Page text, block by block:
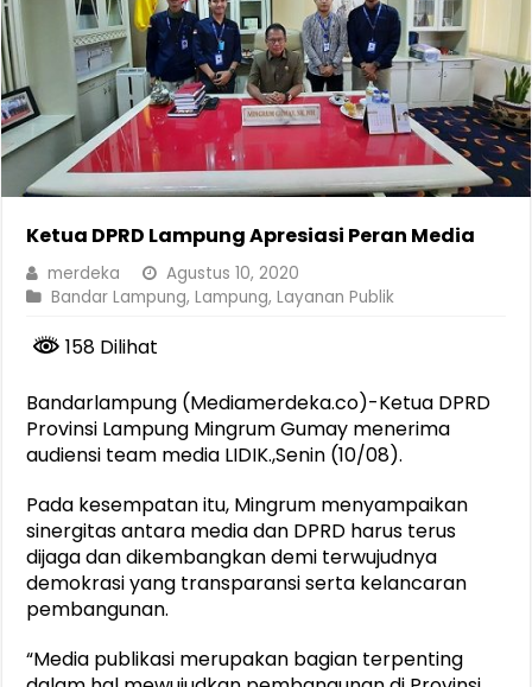
Ketua DPRD Lampung Apresiasi Peran Media
merdeka
Agustus 10, 2020
Bandar Lampung,Lampung,Layanan Publik
158 Dilihat
Bandarlampung (Mediamerdeka.co)-Ketua DPRD
Provinsi Lampung Mingrum Gumay menerima
audiensi team media LIDIK.,Senin (10/08).
Pada kesempatan itu, Mingrum menyampaikan
sinergitas antara media dan DPRD harus terus
dijaga dan dikembangkan demi terwujudnya
demokrasi yang transparansi serta kelancaran
pembangunan.
“Media publikasi merupakan bagian terpenting